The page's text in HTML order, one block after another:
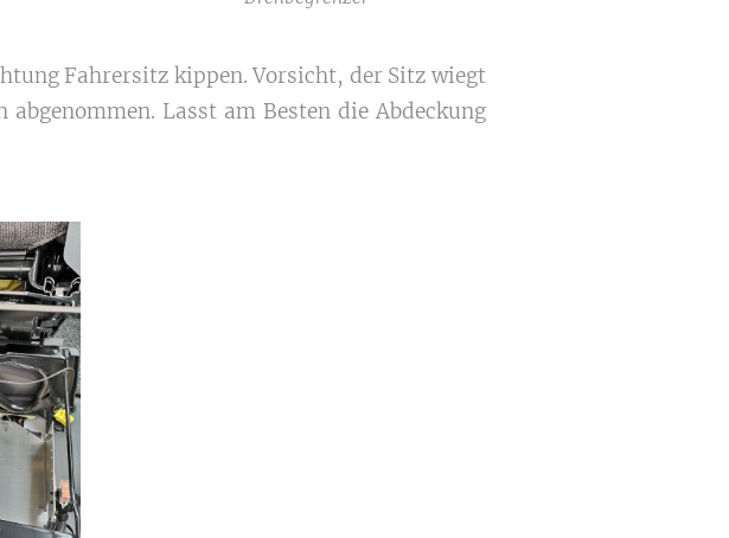
Fahrersitz kippen. Vorsicht, der Sitz wiegt
Lasst am Besten die Abdeckung